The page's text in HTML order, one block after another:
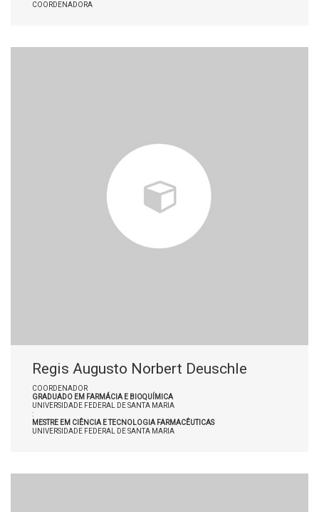
COORDENADORA
Regis Augusto Norbert Deuschle
COORDENADOR
GRADUADO EM FARMÁCIA E BIOQUÍMICA
UNIVERSIDADE FEDERAL DE SANTA MARIA
:
MESTRE EM CIÊNCIA E TECNOLOGIA FARMACÊUTICAS
UNIVERSIDADE FEDERAL DE SANTA MARIA